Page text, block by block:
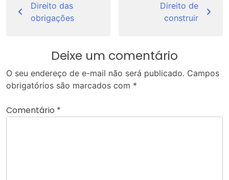
de
Post
Direito das
obrigações
Direito de
construir
Deixe um comentário
O seu endereço de e-mail não será publicado. Campos
obrigatórios são marcados com *
Comentário *